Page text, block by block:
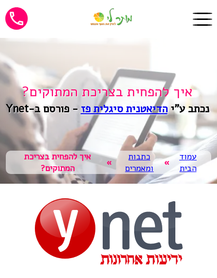
איך להפחית בצריכת המתוקים?
נכתב ע"יהדיאטנית סיגלית פז- פורסם ב-Ynet
עמוד
הבית
»
כתבות
ומאמרים
»
איך להפחית בצריכת
המתוקים?